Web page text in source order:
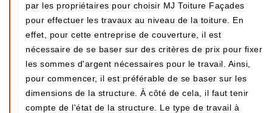
par les propriétaires pour choisir MJ Toiture Façades
pour effectuer les travaux au niveau de la toiture. En
effet, pour cette entreprise de couverture, il est
nécessaire de se baser sur des critères de prix pour fixer
les sommes d'argent nécessaires pour le travail. Ainsi,
pour commencer, il est préférable de se baser sur les
dimensions de la structure. À côté de cela, il faut tenir
compte de l'état de la structure. Le type de travail à